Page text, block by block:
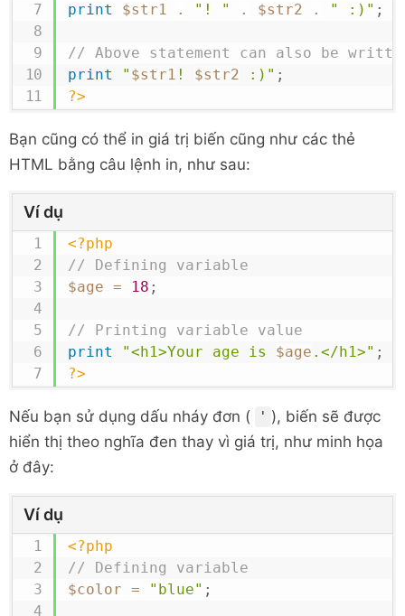
print
$str1 . "! " . $str2 . " :)" ;
// Above statement can also be
print
" $str1 ! $str2 :)" ;
?>
Bạn cũng có thể in giá trị biến cũng như các thẻ
HTML bằng câu lệnh in, như sau:
Ví dụ
<?php
// Defining variable
$age = 18 ;
// Printing variable value
print
"<h1>Your age is $age .</h1>" ;
?>
Nếu bạn sử dụng dấu nháy đơn ( ' ), biến sẽ được
hiển thị theo nghĩa đen thay vì giá trị, như minh họa
ở đây:
Ví dụ
<?php
// Defining variable
$color = "blue" ;